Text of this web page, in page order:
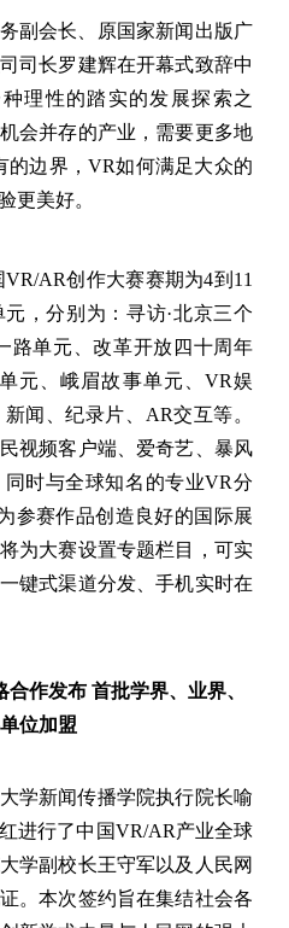
副会长、原国家新闻出版广
司长罗建辉在开幕式致辞中
理性的踏实的发展探索之
会并存的产业，需要更多地
的边界，VR如何满足大众的
更美好。
VR/AR创作大赛赛期为4到 11
，分别为：寻访·北京三个
路单元、改革开放四十周年
元、峨眉故事单元、 VR娱
闻、纪录片、 AR交互等。
视频客户端、爱奇艺、暴风
时与全球知名的专业VR分
参赛作品创造良好的国际展
为大赛设置专题栏目，可实
键式渠道分发、手机实时在
合作发布 首批学界、业界、
位加盟
学新闻传播学院执行院长喻
进行了中国VR/AR产业全球
学副校长王守军以及人民网
。本次签约旨在集结社会各